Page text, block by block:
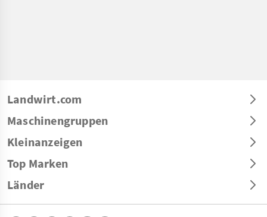
Landwirt.com
Maschinengruppen
Kleinanzeigen
Top Marken
Länder